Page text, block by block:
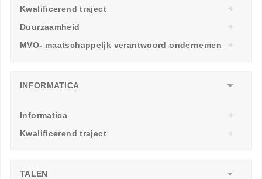
Kwalificerend traject
Duurzaamheid
MVO- maatschappeljk verantwoord ondernemen
INFORMATICA
Informatica
Kwalificerend traject
TALEN